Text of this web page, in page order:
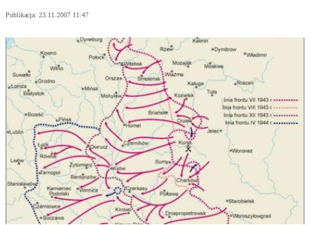
Publikacja: 23.11.2007 11:47